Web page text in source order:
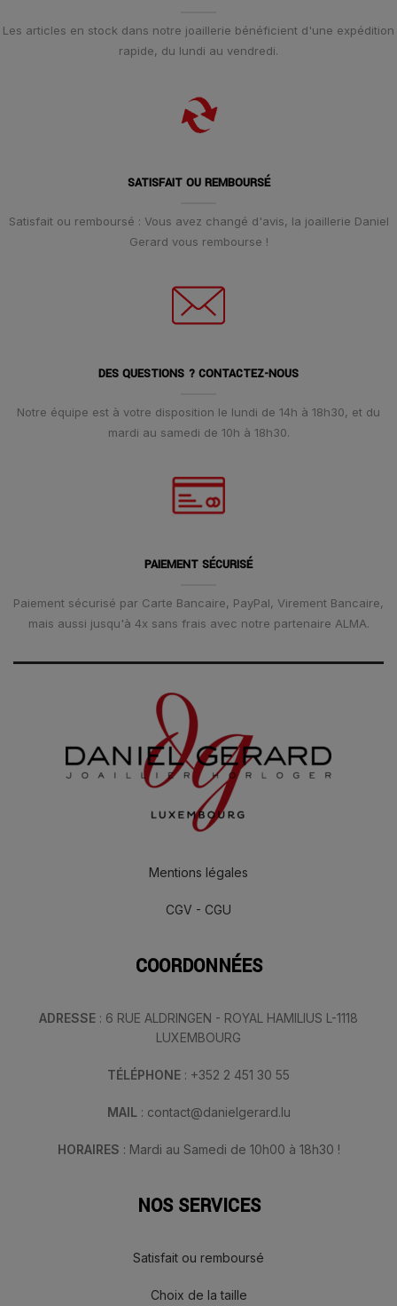
Les articles en stock dans notre joaillerie bénéficient d'une expédition
rapide, du lundi au vendredi.
SATISFAIT OU REMBOURSÉ
Satisfait ou remboursé : Vous avez changé d'avis, la joaillerie Daniel
Gerard vous rembourse !
DES QUESTIONS ? CONTACTEZ-NOUS
Notre équipe est à votre disposition le lundi de 14h à 18h30, et du
mardi au samedi de 10h à 18h30.
PAIEMENT SÉCURISÉ
Paiement sécurisé par Carte Bancaire, PayPal, Virement Bancaire,
mais aussi jusqu'à 4x sans frais avec notre partenaire ALMA.
Mentions légales
CGV - CGU
COORDONNÉES
ADRESSE : 6 RUE ALDRINGEN - ROYAL HAMILIUS L-1118
LUXEMBOURG
TÉLÉPHONE : +352 2 451 30 55
MAIL : contact@danielgerard.lu
HORAIRES : Mardi au Samedi de 10h00 à 18h30 !
NOS SERVICES
Satisfait ou remboursé
Choix de la taille